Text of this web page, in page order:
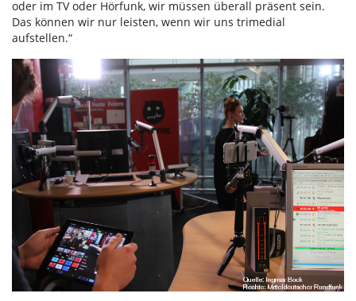
oder im TV oder Hörfunk, wir müssen überall präsent sein.
Das können wir nur leisten, wenn wir uns trimedial
aufstellen.“